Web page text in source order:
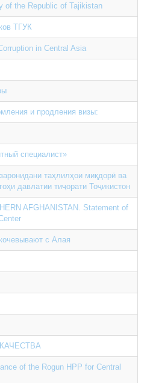
of the Republic of Tajikistan
ТГУК
in Central Asia
и продления визы:
специалист»
таҳлилҳои миқдорӣ ва
давлатии тиҷорати Тоҷикистон
AFGHANISTAN. Statement of
с Алая
of the Rogun HРР for Central